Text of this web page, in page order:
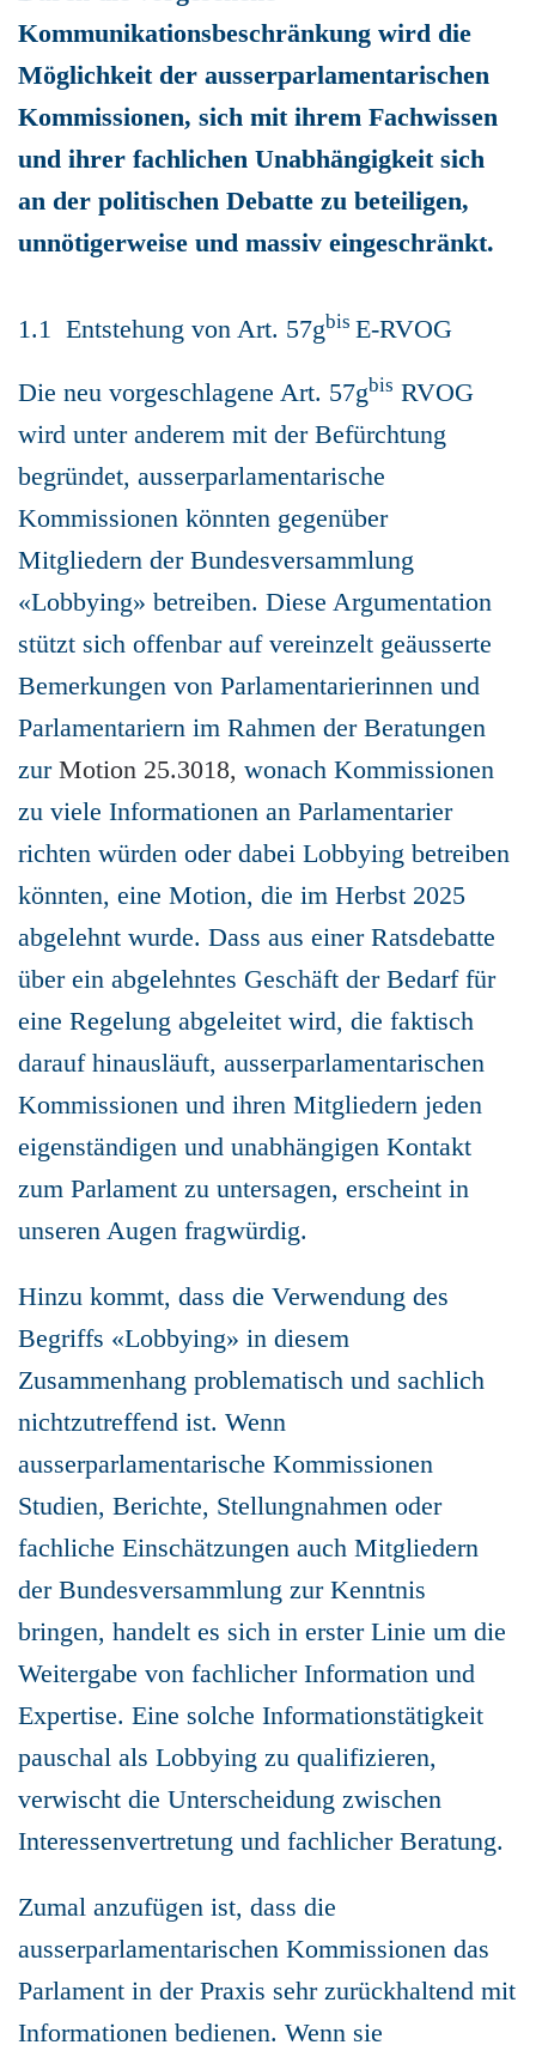
Kommunikationsbeschränkung wird die
Möglichkeit der ausserparlamentarischen
Kommissionen, sich mit ihrem Fachwissen
und ihrer fachlichen Unabhängigkeit sich
an der politischen Debatte zu beteiligen,
unnötigerweise und massiv eingeschränkt.
1.1 Entstehung von Art. 57gbis E-RVOG
Die neu vorgeschlagene Art. 57gbis RVOG
wird unter anderem mit der Befürchtung
begründet, ausserparlamentarische
Kommissionen könnten gegenüber
Mitgliedern der Bundesversammlung
«Lobbying» betreiben. Diese Argumentation
stützt sich offenbar auf vereinzelt geäusserte
Bemerkungen von Parlamentarierinnen und
Parlamentariern im Rahmen der Beratungen
zur Motion 25.3018, wonach Kommissionen
zu viele Informationen an Parlamentarier
richten würden oder dabei Lobbying betreiben
könnten, eine Motion, die im Herbst 2025
abgelehnt wurde. Dass aus einer Ratsdebatte
über ein abgelehntes Geschäft der Bedarf für
eine Regelung abgeleitet wird, die faktisch
darauf hinausläuft, ausserparlamentarischen
Kommissionen und ihren Mitgliedern jeden
eigenständigen und unabhängigen Kontakt
zum Parlament zu untersagen, erscheint in
unseren Augen fragwürdig.
Hinzu kommt, dass die Verwendung des
Begriffs «Lobbying» in diesem
Zusammenhang problematisch und sachlich
nichtzutreffend ist. Wenn
ausserparlamentarische Kommissionen
Studien, Berichte, Stellungnahmen oder
fachliche Einschätzungen auch Mitgliedern
der Bundesversammlung zur Kenntnis
bringen, handelt es sich in erster Linie um die
Weitergabe von fachlicher Information und
Expertise. Eine solche Informationstätigkeit
pauschal als Lobbying zu qualifizieren,
verwischt die Unterscheidung zwischen
Interessenvertretung und fachlicher Beratung.
Zumal anzufügen ist, dass die
ausserparlamentarischen Kommissionen das
Parlament in der Praxis sehr zurückhaltend mit
Informationen bedienen. Wenn sie